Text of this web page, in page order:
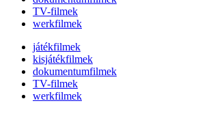
TV-filmek
werkfilmek
játékfilmek
kisjátékfilmek
dokumentumfilmek
TV-filmek
werkfilmek